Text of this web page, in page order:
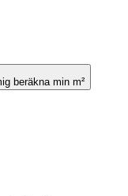
beräkna min m²